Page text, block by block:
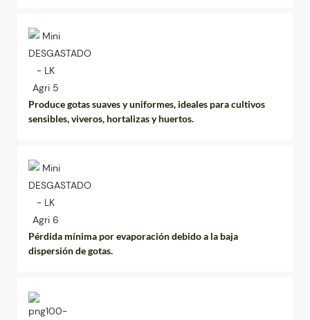
Produce gotas suaves y uniformes, ideales para cultivos
sensibles, viveros, hortalizas y huertos.
Pérdida mínima por evaporación debido a la baja
dispersión de gotas.